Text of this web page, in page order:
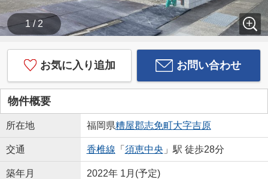
1 / 2
お気に入り追加 お問い合わせ
物件概要
所在地 福岡県糟屋郡志免町大字吉原
交通 香椎線 「 須恵中央 」駅 徒歩28分
築年月 2022年 1月(予定)